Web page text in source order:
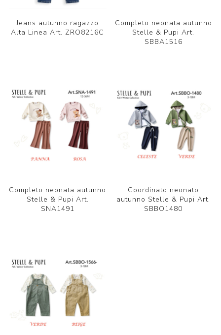
Jeans autunno ragazzo
Alta Linea Art. ZRO8216C
Completo neonata autunno
Stelle & Pupi Art.
SBBA1516
Completo neonata autunno
Stelle & Pupi Art.
SNA1491
Coordinato neonato
autunno Stelle & Pupi Art.
SBBO1480